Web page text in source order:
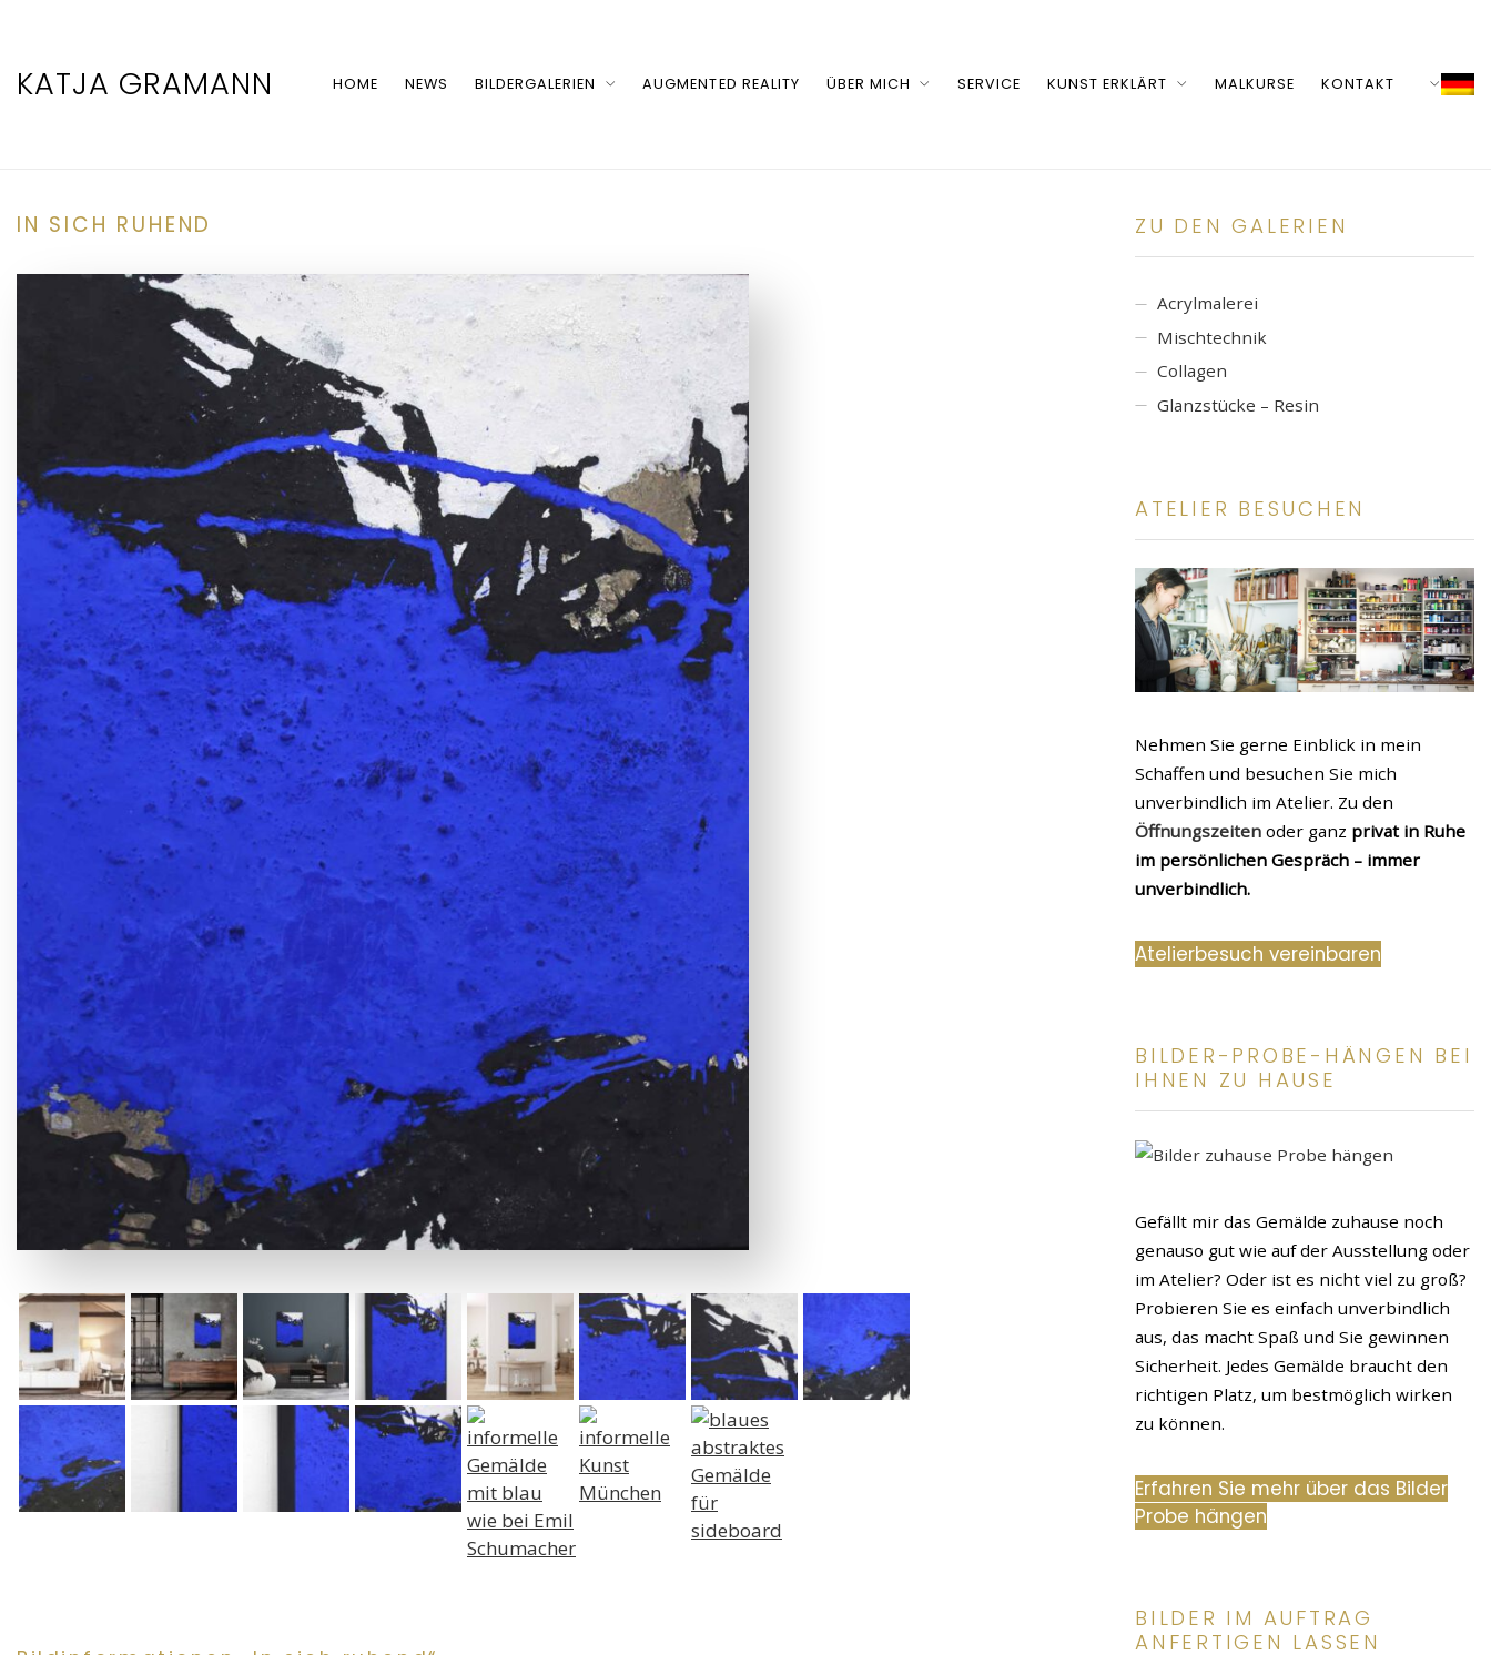
KATJA GRAMANN HOME NEWS BILDERGALERIEN AUGMENTED REALITY ÜBER MICH SERVICE KUNST ERKLÄRT MALKURSE KONTAKT
IN SICH RUHEND ZU DEN GALERIEN
Acrylmalerei
Mischtechnik
Collagen
Glanzstücke – Resin
ATELIER BESUCHEN
Nehmen Sie gerne Einblick in mein
Schaffen und besuchen Sie mich
unverbindlich im Atelier. Zu den
Öffnungszeiten oder ganz privat in Ruhe
im persönlichen Gespräch – immer
unverbindlich.
Atelierbesuch vereinbaren
BILDER-PROBE-HÄNGEN BEI
IHNEN ZU HAUSE
Gefällt mir das Gemälde zuhause noch
genauso gut wie auf der Ausstellung oder
im Atelier? Oder ist es nicht viel zu groß?
Probieren Sie es einfach unverbindlich
aus, das macht Spaß und Sie gewinnen
Sicherheit. Jedes Gemälde braucht den
richtigen Platz, um bestmöglich wirken
zu können.
Erfahren Sie mehr über das Bilder
Probe hängen
BILDER IM AUFTRAG
ANFERTIGEN LASSEN